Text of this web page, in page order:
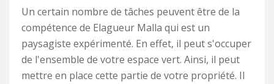
Un certain nombre de tâches peuvent être de la
compétence de Elagueur Malla qui est un
paysagiste expérimenté. En effet, il peut s'occuper
de l'ensemble de votre espace vert. Ainsi, il peut
mettre en place cette partie de votre propriété. Il